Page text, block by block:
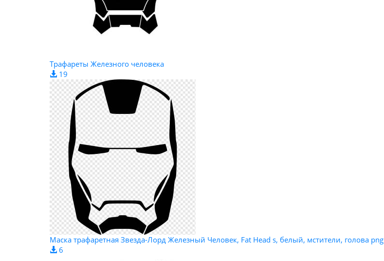
Трафареты Железного человека
19
Маска трафаретная Звезда-Лорд Железный Человек, Fat Head s, белый, мстители, голова png
6